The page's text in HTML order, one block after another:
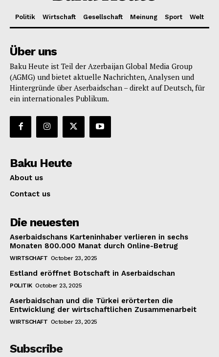
Politik Wirtschaft Gesellschaft Meinung Sport Welt
Über uns
Baku Heute ist Teil der Azerbaijan Global Media Group
(AGMG) und bietet aktuelle Nachrichten, Analysen und
Hintergründe über Aserbaidschan – direkt auf Deutsch, für
ein internationales Publikum.
Baku Heute
About us
Contact us
Die neuesten
Aserbaidschans Karteninhaber verlieren in sechs
Monaten 800.000 Manat durch Online-Betrug
WIRTSCHAFT October 23, 2025
Estland eröffnet Botschaft in Aserbaidschan
POLITIK October 23, 2025
Aserbaidschan und die Türkei erörterten die
Entwicklung der wirtschaftlichen Zusammenarbeit
WIRTSCHAFT October 23, 2025
Subscribe